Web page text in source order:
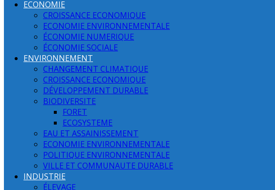
ECONOMIE
CROISSANCE ECONOMIQUE
ECONOMIE ENVIRONNEMENTALE
ÉCONOMIE NUMERIQUE
ÉCONOMIE SOCIALE
ENVIRONNEMENT
CHANGEMENT CLIMATIQUE
CROISSANCE ECONOMIQUE
DÉVELOPPEMENT DURABLE
BIODIVERSITE
FORET
ECOSYSTEME
EAU ET ASSAINISSEMENT
ECONOMIE ENVIRONNEMENTALE
POLITIQUE ENVIRONNEMENTALE
VILLE ET COMMUNAUTE DURABLE
INDUSTRIE
ÉLEVAGE